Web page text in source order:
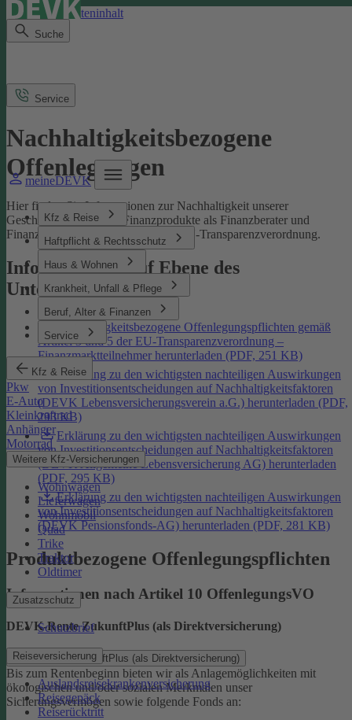
Direkt zum Seiteninhalt
Suche
meineDEVK
Kfz & Reise
Haftpflicht & Rechtsschutz
Haus & Wohnen
Krankheit, Unfall & Pflege
Beruf, Alter & Finanzen
Service
Kfz & Reise
Pkw
E-Auto
Kleinkraftrad
Anhänger
Motorrad
Weitere Kfz-Versicherungen
Wohnwagen
Lieferwagen
Wohnmobil
Quad
Trike
Traktor
Oldtimer
Zusatzschutz
Schutzbrief
Reiseversicherung
Auslandsreisekrankenversicherung
Reisegepäck
Reiserücktritt
Service
Nachhaltigkeitsbezogene
Offenlegungen
Hier finden Sie Informationen zur Nachhaltigkeit unserer
Geschäftsprozesse und Finanzprodukte als Finanzberater und
Finanzmarktteilnehmer gemäß der EU-Transparenzverordnung.
Informationen auf Ebene des
Unternehmens
Nachhaltigkeitsbezogene Offenlegungspflichten gemäß
Artikel 3 und 5 der EU-Transparenzverordnung –
Finanzmarktteilnehmer herunterladen (PDF, 251 KB)
Erklärung zu den wichtigsten nachteiligen Auswirkungen
von Investitionsentscheidungen auf Nachhaltigkeitsfaktoren
(DEVK Lebensversicherungsverein a.G.) herunterladen (PDF,
293 KB)
Erklärung zu den wichtigsten nachteiligen Auswirkungen
von Investitionsentscheidungen auf Nachhaltigkeitsfaktoren
(DEVK Allgemeine Lebensversicherung AG) herunterladen
(PDF, 295 KB)
Erklärung zu den wichtigsten nachteiligen Auswirkungen
von Investitionsentscheidungen auf Nachhaltigkeitsfaktoren
(DEVK Pensionsfonds-AG) herunterladen (PDF, 281 KB)
Produktbezogene Offenlegungspflichten
Informationen nach Artikel 10 OffenlegungsVO
DEVK-Rente ZukunftPlus (als Direktversicherung)
DEVK-Rente ZukunftPlus (als Direktversicherung)
Bis zum Rentenbeginn bieten wir als Anlagemöglichkeiten mit
ökologischen und/oder sozialen Merkmalen unser
Sicherungsvermögen sowie folgende Fonds an: